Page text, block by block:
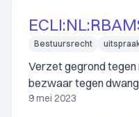
Bestuursrecht
Verzet gegrond
bezwaar tegen
9 mei 2023